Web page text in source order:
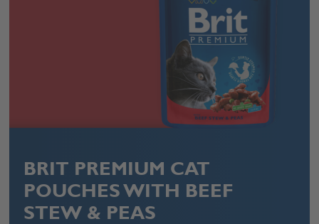
BRIT PREMIUM CAT
POUCHES WITH BEEF
STEW & PEAS